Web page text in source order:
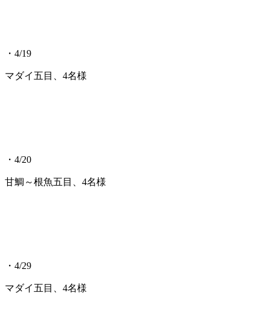
・4/19
マダイ五目、4名様
・4/20
甘鯛～根魚五目、4名様
・4/29
マダイ五目、4名様